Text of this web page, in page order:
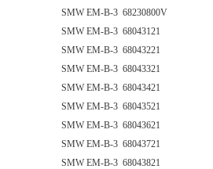
SMW EM-B-3 68230800V
SMW EM-B-3 68043121
SMW EM-B-3 68043221
SMW EM-B-3 68043321
SMW EM-B-3 68043421
SMW EM-B-3 68043521
SMW EM-B-3 68043621
SMW EM-B-3 68043721
SMW EM-B-3 68043821